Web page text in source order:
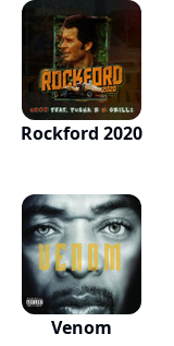
Rockford 2020
Venom